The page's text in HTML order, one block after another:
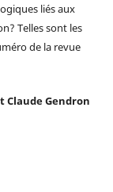
liés aux
Telles sont les
de la revue
Claude Gendron